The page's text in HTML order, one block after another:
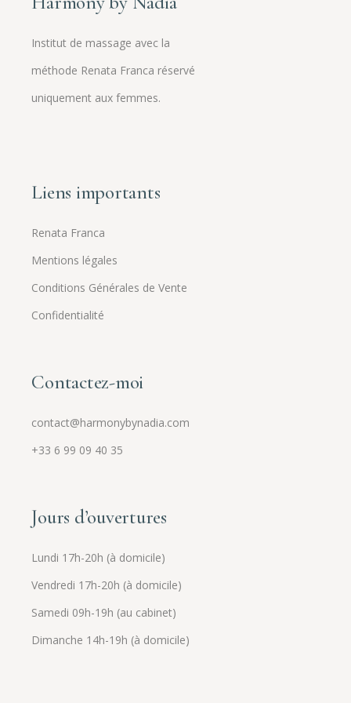
Institut de massage avec la
méthode Renata Franca réservé
uniquement aux femmes.
Liens importants
Renata Franca
Mentions légales
Conditions Générales de Vente
Confidentialité
Contactez-moi
contact@harmonybynadia.com
+33 6 99 09 40 35
Jours d’ouvertures
Lundi 17h-20h (à domicile)
Vendredi 17h-20h (à domicile)
Samedi 09h-19h (au cabinet)
Dimanche 14h-19h (à domicile)